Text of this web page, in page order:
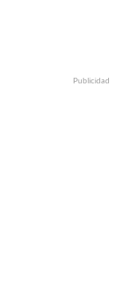
Publicidad